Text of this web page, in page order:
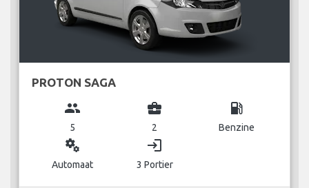
PROTON SAGA
group
5
business_center
2
local_gas_station
Benzine
miscellaneous_services
Automaat
login
3 Portier